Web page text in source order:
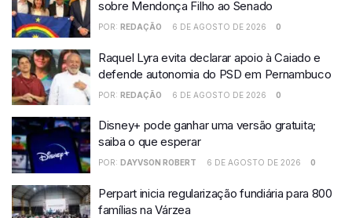
sobre Mendonça Filho ao Senado
POR: REDAÇÃO 6 DE AGOSTO DE 2026 0
Raquel Lyra evita declarar apoio à Caiado e
defende autonomia do PSD em Pernambuco
POR: REDAÇÃO 6 DE AGOSTO DE 2026 0
Disney+ pode ganhar uma versão gratuita;
saiba o que esperar
POR: DAYVSON ROBERT 6 DE AGOSTO DE 2026 0
Perpart inicia regularização fundiária para 800
famílias na Várzea